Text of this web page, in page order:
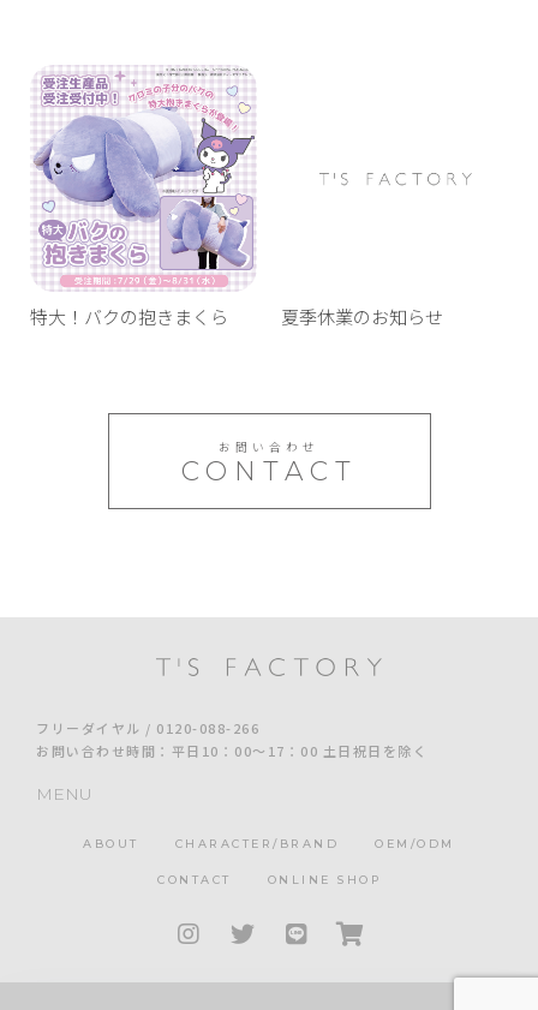
特大！バクの抱きまくら 夏季休業のお知らせ
お問い合わせ
CONTACT
フリーダイヤル / 0120-088-266
お問い合わせ時間：平日10：00～17：00 土日祝日を除く
MENU
ABOUT CHARACTER/BRAND OEM/ODM
CONTACT ONLINE SHOP